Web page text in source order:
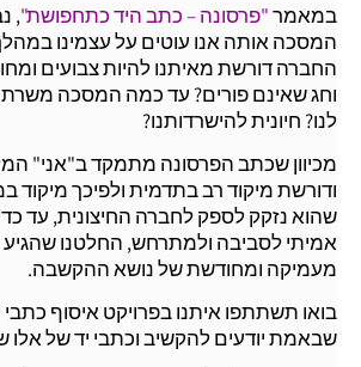
במאמר"פרסונה – כתב היד כתחפושת",
המסכה אותה אנו עוטים על עצמינו
החברה דורשת מאיתנו להיות צבועים
וחג שאינם פורים? עד כמה המסכה
לנו? חיונית להישרדותנו?
מכיוון שכתב הפרסונה מתמקד ב"אני"
ודורשת מיקוד רב בתדמית ולפיכך
שהוא נזקק לספק לחברה החיצונית, עד
אמיתי לסביבה ולמתרחש, החלטנו שהגיע
מעמיקה ומחודשת של נושא ההקשבה.
בואו תשתתפו איתנו בפרויקט איסוף
שבאמת יודעים להקשיב וכתבי יד של אלו